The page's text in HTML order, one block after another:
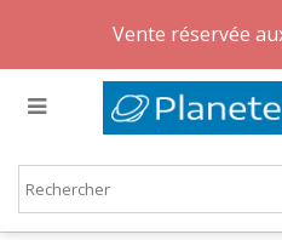
Vente réservée